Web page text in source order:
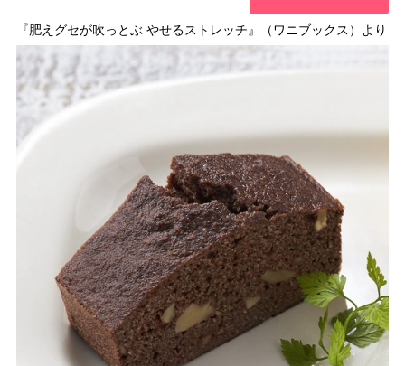
『肥えグセが吹っとぶ やせるストレッチ』（ワニブックス）より